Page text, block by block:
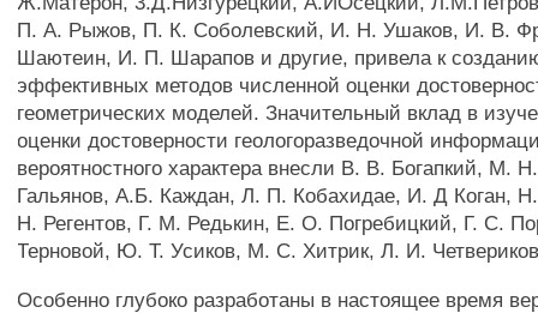
П. А. Рыжов, П. К. Соболевский, И. Н. Ушаков, И. В.
Шаютеин, И. П. Шарапов и другие, привела к
эффективных методов численной оценки
геометрических моделей. Значительный вклад в
оценки достоверности геологоразведочной
вероятностного характера внесли В. В. Богапкий, М.
Гальянов, А.Б. Каждан, Л. П. Кобахидае, И. Д Коган,
Н. Регентов, Г. М. Редькин, Е. О. Погребицкий, Г. С.
Терновой, Ю. Т. Усиков, М. С. Хитрик, Л. И.
Особенно глубоко разработаны в настоящее время